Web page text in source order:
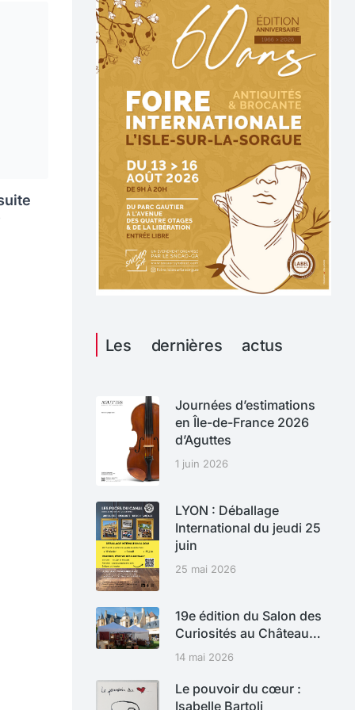
Les dernières actus
Journées d’estimations
en Île-de-France 2026
d’Aguttes
1 juin 2026
LYON : Déballage
International du jeudi 25
juin
25 mai 2026
19e édition du Salon des
Curiosités au Château…
14 mai 2026
Le pouvoir du cœur :
Isabelle Bartoli